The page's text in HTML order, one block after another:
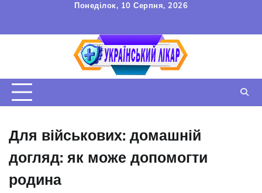
вмісту
Понеділок, 10 Серпня, 2026
КОРИСТУВАЧА
Для військових: домашній
догляд: як може допомогти
родина